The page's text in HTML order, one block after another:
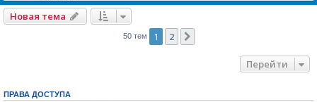
Новая тема
50 тем 1 2
Перейти
ПРАВА ДОСТУПА